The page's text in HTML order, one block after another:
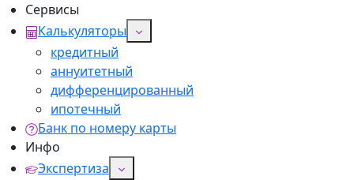
Сервисы
Калькуляторы
кредитный
аннуитетный
дифференцированный
ипотечный
Банк по номеру карты
Инфо
Экспертиза